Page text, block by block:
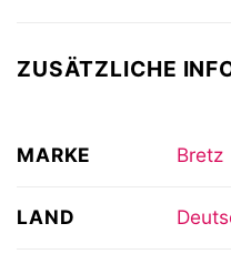
ZUSÄTZLICHE
MARKE Bretz
LAND